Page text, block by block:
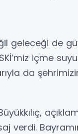
geleceği de
içme
da
verdi.